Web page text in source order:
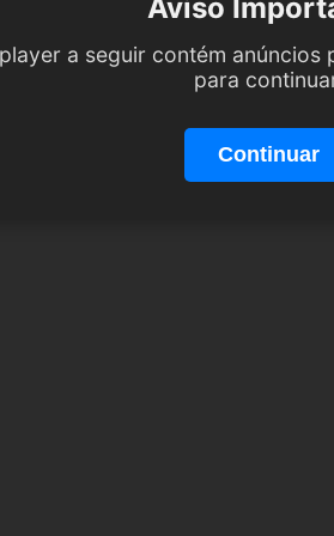
Aviso
a seguir contém anúncios
para
Continuar